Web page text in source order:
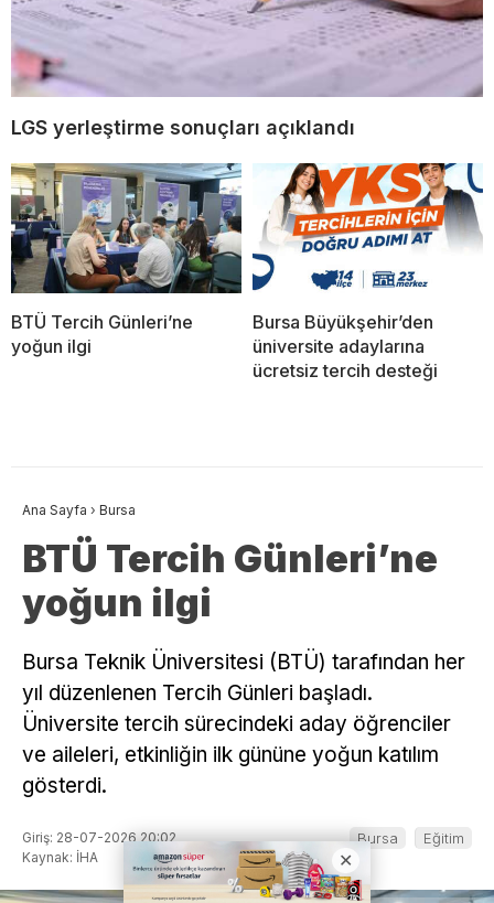
LGS yerleştirme sonuçları açıklandı
BTÜ Tercih Günleri’ne
yoğun ilgi
Bursa Büyükşehir’den
üniversite adaylarına
ücretsiz tercih desteği
Ana Sayfa › Bursa
BTÜ Tercih Günleri’ne
yoğun ilgi
Bursa Teknik Üniversitesi (BTÜ) tarafından her
yıl düzenlenen Tercih Günleri başladı.
Üniversite tercih sürecindeki aday öğrenciler
ve aileleri, etkinliğin ilk gününe yoğun katılım
gösterdi.
Giriş: 28-07-2026 20:02
Kaynak: İHA
Bursa Eğitim